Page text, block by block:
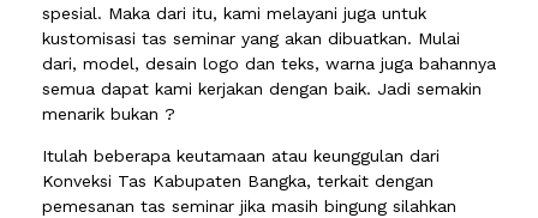
spesial. Maka dari itu, kami melayani juga untuk
kustomisasi tas seminar yang akan dibuatkan. Mulai
dari, model, desain logo dan teks, warna juga bahannya
semua dapat kami kerjakan dengan baik. Jadi semakin
menarik bukan ?
Itulah beberapa keutamaan atau keunggulan dari
Konveksi Tas Kabupaten Bangka, terkait dengan
pemesanan tas seminar jika masih bingung silahkan